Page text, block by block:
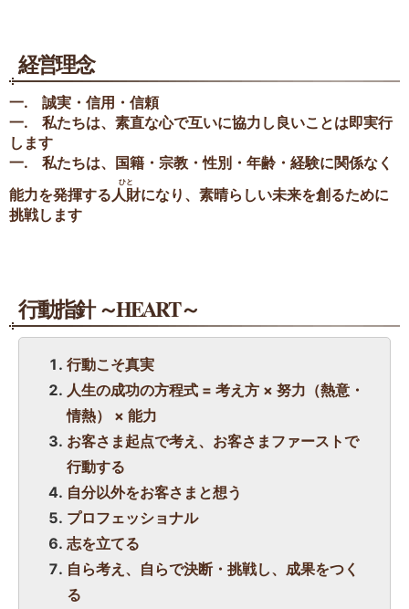
経営理念
一. 誠実・信用・信頼
一. 私たちは、素直な心で互いに協力し良いことは即実行
します
一. 私たちは、国籍・宗教・性別・年齢・経験に関係なく
能力を発揮する
ひと
人財になり、素晴らしい未来を創るために
挑戦します
行動指針 ～HEART～
行動こそ真実
人生の成功の方程式 = 考え方 × 努力（熱意・
情熱） × 能力
お客さま起点で考え、お客さまファーストで
行動する
自分以外をお客さまと想う
プロフェッショナル
志を立てる
自ら考え、自らで決断・挑戦し、成果をつく
る